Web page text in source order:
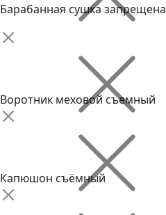
Барабанная сушка запрещена
Воротник меховой съемный
Капюшон cъёмный